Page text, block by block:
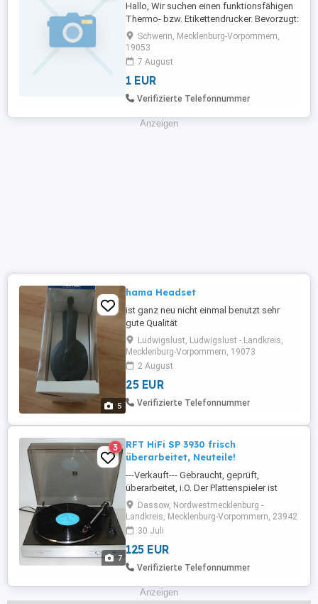
Hallo, Wir suchen einen funktionsfähigen
Thermo- bzw. Etikettendrucker. Bevorzugt:
* Brother QL-Serie * Zebra * DYMO *
MUNBYN * vergleichbare Modelle Gerne
auch gebraucht. Wichtig ist nur, dass der
Drucker technisch einwandfrei
funktioniert. Angebote mit
Preisvorstellung gerne per Nachricht.
Schwerin, Mecklenburg-Vorpommern,
19053
7 August
1 EUR
Verifizierte Telefonnummer
Anzeigen
5
hama Headset
ist ganz neu nicht einmal benutzt sehr
gute Qualität
Ludwigslust, Ludwigslust - Landkreis,
Mecklenburg-Vorpommern, 19073
2 August
25 EUR
Verifizierte Telefonnummer
7
3
RFT HiFi SP 3930 frisch
überarbeitet, Neuteile!
---Verkauft--- Gebraucht, geprüft,
überarbeitet, i.O. Der Plattenspieler ist
gereinigt, die Schaltpunkte der Mechanik
sind eingestellt. Er hat einen neuen Riemen
bekommen, die Geschwindigkeiten sind
Feinsicherungen und Arbeiterfahnen sind
erneuert. Alte Schmierstoffe sind ...
Dassow, Nordwestmecklenburg -
Landkreis, Mecklenburg-Vorpommern, 23942
30 Juli
125 EUR
Verifizierte Telefonnummer
Anzeigen